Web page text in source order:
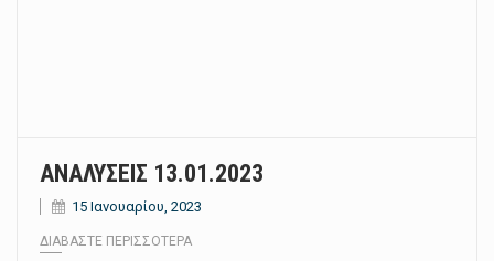
ΑΝΑΛΥΣΕΙΣ 13.01.2023
15 Ιανουαρίου, 2023
ΔΙΑΒΆΣΤΕ ΠΕΡΙΣΣΌΤΕΡΑ